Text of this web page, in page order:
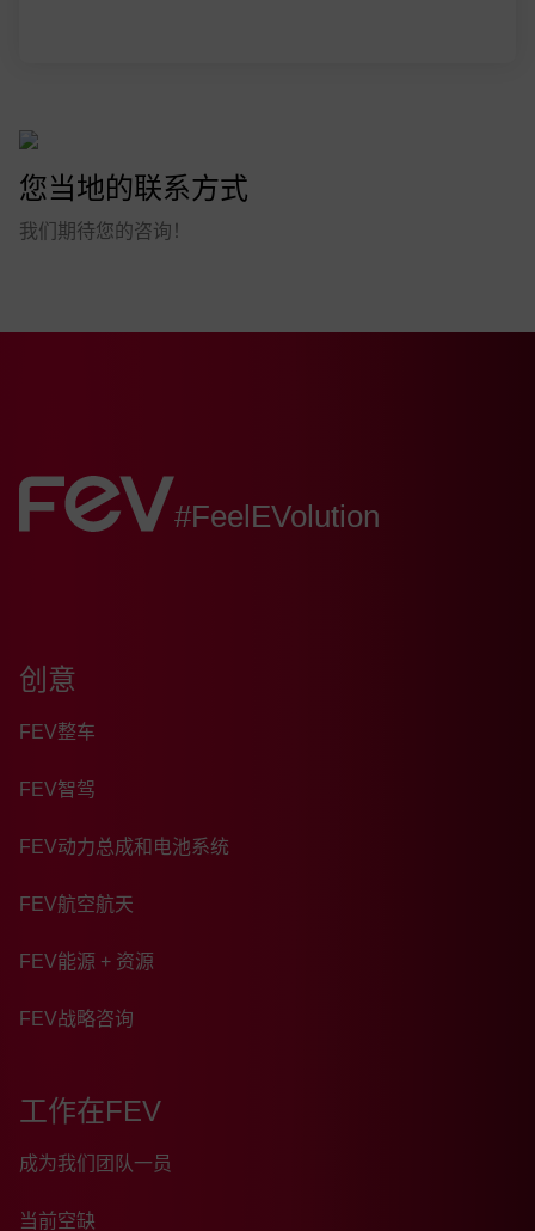
您当地的联系方式
我们期待您的咨询！
FEV:
#FeelEVolution
创意
FEV整车
FEV智驾
FEV动力总成和电池系统
FEV航空航天
FEV能源 + 资源
FEV战略咨询
工作在FEV
成为我们团队一员
当前空缺